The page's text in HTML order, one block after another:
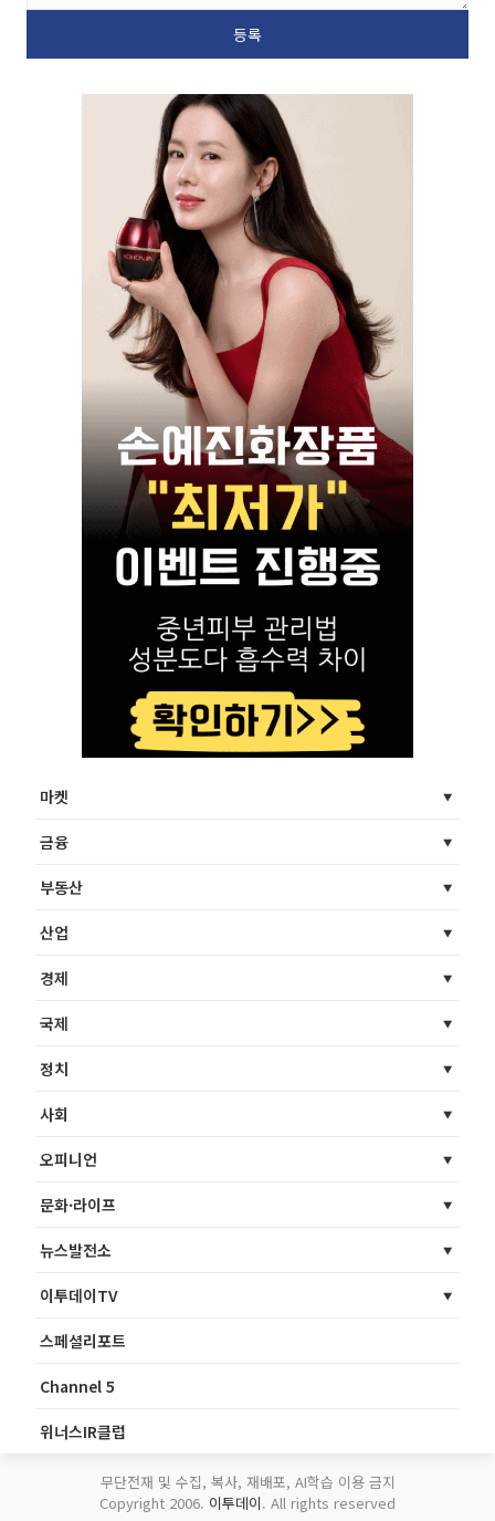
마켓
금융
부동산
산업
경제
국제
정치
사회
오피니언
문화·라이프
뉴스발전소
이투데이TV
스페셜리포트
Channel 5
위너스IR클럽
무단전재 및 수집, 복사, 재배포, AI학습 이용 금지
Copyright 2006. 이투데이. All rights reserved